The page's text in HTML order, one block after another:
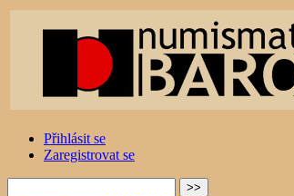
Přihlásit se
Zaregistrovat se